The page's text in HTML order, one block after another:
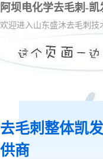
阿坝电化学去毛刺-凯
欢迎进入山东盛沐去毛刺技
去毛刺整体凯
供商